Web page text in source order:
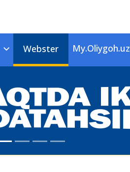
Webster My.Oliygoh.uz